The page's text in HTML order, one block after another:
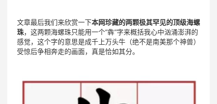
文章最后我们来欣赏一下本网珍藏的两颗极其罕见的顶级海螺
珠，这两颗海螺珠只能用一个“犇”字来概括我心中汹涌澎湃的
感觉，这个字的意思是成千上万头牛（绝不是南美那个神兽）
受惊后争相奔走的画面，真是恰如其分。